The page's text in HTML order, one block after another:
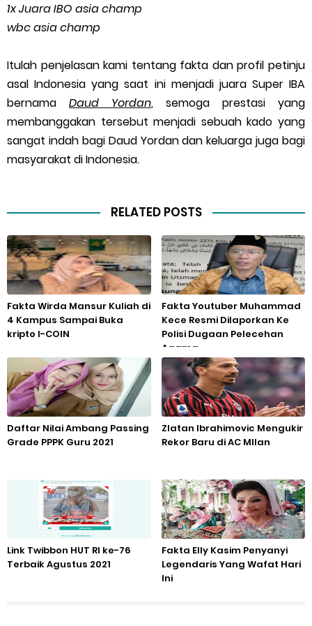
1x Juara IBO asia champ
wbc asia champ
Itulah penjelasan kami tentang fakta dan profil petinju
asal Indonesia yang saat ini menjadi juara Super IBA
bernama Daud Yordan, semoga prestasi yang
membanggakan tersebut menjadi sebuah kado yang
sangat indah bagi Daud Yordan dan keluarga juga bagi
masyarakat di Indonesia.
RELATED POSTS
Fakta Wirda Mansur Kuliah di
4 Kampus Sampai Buka
kripto I-COIN
Fakta Youtuber Muhammad
Kece Resmi Dilaporkan Ke
Polisi Dugaan Pelecehan
Agama
Daftar Nilai Ambang Passing
Grade PPPK Guru 2021
Zlatan Ibrahimovic Mengukir
Rekor Baru di AC MIlan
Link Twibbon HUT RI ke-76
Terbaik Agustus 2021
Fakta Elly Kasim Penyanyi
Legendaris Yang Wafat Hari
Ini